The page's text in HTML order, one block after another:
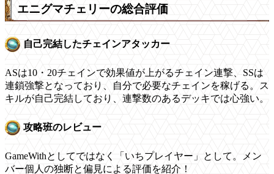
エニグマチェリーの総合評価
自己完結したチェインアタッカー
ASは10・20チェインで効果値が上がるチェイン連撃、SSは
連鎖強撃となっており、自分で必要なチェインを稼げる。ス
キルが自己完結しており、連撃数のあるデッキでは心強い。
攻略班のレビュー
GameWithとしてではなく「いちプレイヤー」として。メン
バー個人の独断と偏見による評価を紹介！